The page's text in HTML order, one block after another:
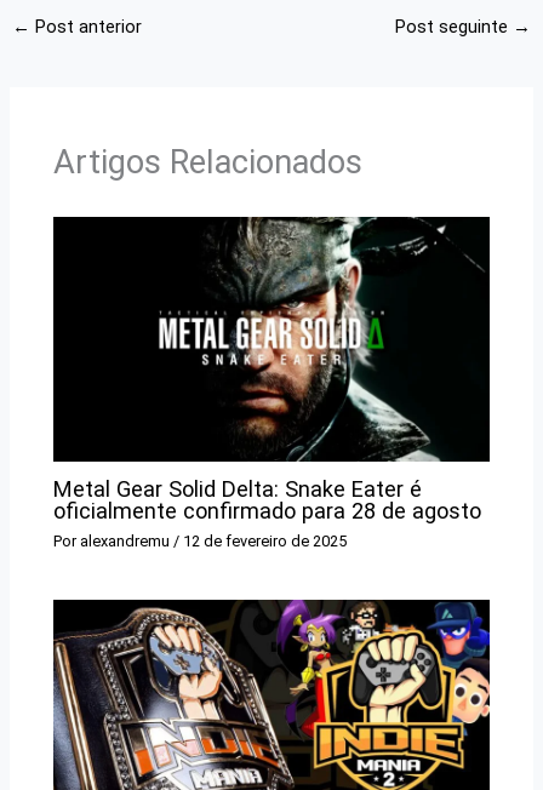
← Post anterior Post seguinte →
Artigos Relacionados
Metal Gear Solid Delta: Snake Eater é
oficialmente confirmado para 28 de agosto
Por alexandremu / 12 de fevereiro de 2025